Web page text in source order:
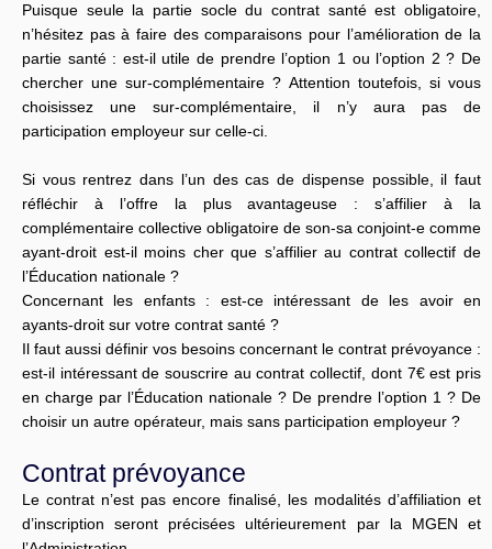
Puisque seule la partie socle du contrat santé est obligatoire,
n’hésitez pas à faire des comparaisons pour l’amélioration de la
partie santé : est-il utile de prendre l’option 1 ou l’option 2 ? De
chercher une sur-complémentaire ? Attention toutefois, si vous
choisissez une sur-complémentaire, il n’y aura pas de
participation employeur sur celle-ci.
Si vous rentrez dans l’un des cas de dispense possible, il faut
réfléchir à l’offre la plus avantageuse : s’affilier à la
complémentaire collective obligatoire de son-sa conjoint-e comme
ayant-droit est-il moins cher que s’affilier au contrat collectif de
l’Éducation nationale ?
Concernant les enfants : est-ce intéressant de les avoir en
ayants-droit sur votre contrat santé ?
Il faut aussi définir vos besoins concernant le contrat prévoyance :
est-il intéressant de souscrire au contrat collectif, dont 7€ est pris
en charge par l’Éducation nationale ? De prendre l’option 1 ? De
choisir un autre opérateur, mais sans participation employeur ?
Contrat prévoyance
Le contrat n’est pas encore finalisé, les modalités d’affiliation et
d’inscription seront précisées ultérieurement par la MGEN et